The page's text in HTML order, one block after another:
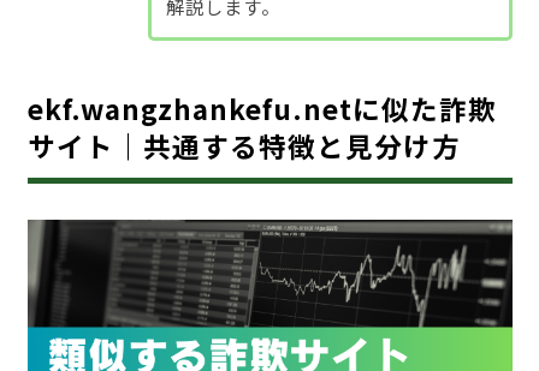
解説します。
ekf.wangzhankefu.netに似た詐欺
サイト｜共通する特徴と見分け方